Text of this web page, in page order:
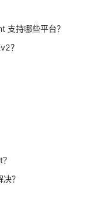
持哪些平台？
？
？